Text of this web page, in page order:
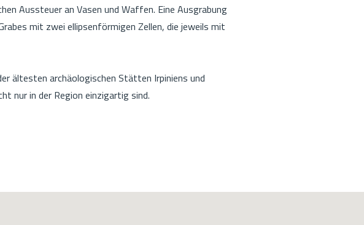
Aussteuer an Vasen und Waffen. Eine Ausgrabung
mit zwei ellipsenförmigen Zellen, die jeweils mit
ältesten archäologischen Stätten Irpiniens und
nur in der Region einzigartig sind.